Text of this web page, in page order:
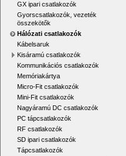
GX ipari csatlakozók
Gyorscsatlakozók, vezeték
összekötők
Hálózati csatlakozók
Kábelsaruk
Kisáramú csatlakozók
Kommunikációs csatlakozók
Memóriakártya
Micro-Fit csatlakozók
Mini-Fit csatlakozók
Nagyáramú DC csatlakozók
PC tápcsatlakozók
RF csatlakozók
SD ipari csatlakozók
Tápcsatlakozók